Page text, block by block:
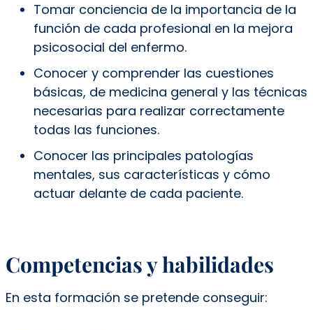
Tomar conciencia de la importancia de la
función de cada profesional en la mejora
psicosocial del enfermo.
Conocer y comprender las cuestiones
básicas, de medicina general y las técnicas
necesarias para realizar correctamente
todas las funciones.
Conocer las principales patologías
mentales, sus características y cómo
actuar delante de cada paciente.
Competencias y habilidades
En esta formación se pretende conseguir: